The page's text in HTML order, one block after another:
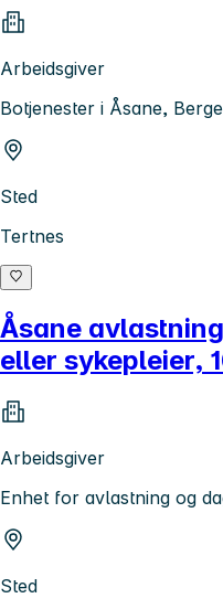
Arbeidsgiver
Botjenester i Åsane,
Sted
Tertnes
Åsane
eller sykepleier,
Arbeidsgiver
Enhet for avlastning og
Sted